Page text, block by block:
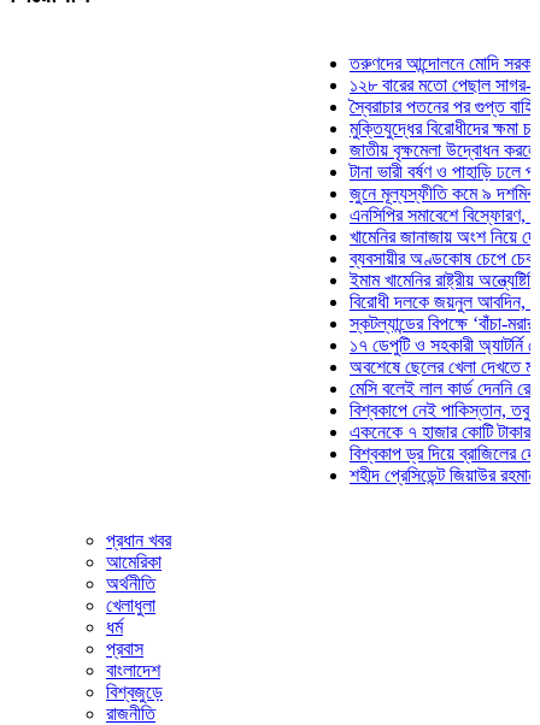
তরুণদের আন্দোলনে মোদি সরকার
১২৮ বারের মতো পেছাল সাগর-রুনি
স্বৈরাচার পতনের পর গুপ্ত বাহিনীর
মুক্তিযুদ্ধের বিরোধীদের ক্ষমা
জাতীয় বৃক্ষমেলা উদ্বোধন করলেন
টানা ভারী বর্ষণ ও পাহাড়ি ঢলে
জুনে মূল্যস্ফীতি কমে ৯ দশমিক ১৬
এনসিপির সমাবেশে বিস্ফোরণ,
খামেনির জানাজায় অংশ নিয়ে দেশে
ব্যবসায়ীর অণ্ডকোষ চেপে চেক-
ইমাম খামেনির রাষ্ট্রীয়
বিরোধী দলকে জয়নুল আবদিন,
স্কটল্যান্ডের বিপক্ষে ‘বাঁচা-মরার
১৭ ডেপুটি ও সহকারী অ্যাটর্নি
অবশেষে ছেলের খেলা দেখতে মাঠে
মেসি বলেই লাল কার্ড দেননি
বিশ্বকাপে নেই পাকিস্তান, তবু
একনেকে ৭ হাজার কোটি টাকার ৫
বিশ্বকাপ ড্র দিয়ে ব্রাজিলের হেক্সা
শহীদ প্রেসিডেন্ট জিয়াউর রহমান
প্রধান খবর
আমেরিকা
অর্থনীতি
খেলাধুলা
ধর্ম
প্রবাস
বাংলাদেশ
বিশ্বজুড়ে
রাজনীতি